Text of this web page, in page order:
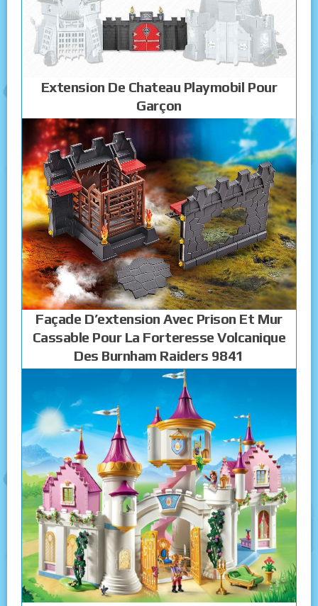
Extension De Chateau Playmobil Pour
Garçon
Façade D’extension Avec Prison Et Mur
Cassable Pour La Forteresse Volcanique
Des Burnham Raiders 9841